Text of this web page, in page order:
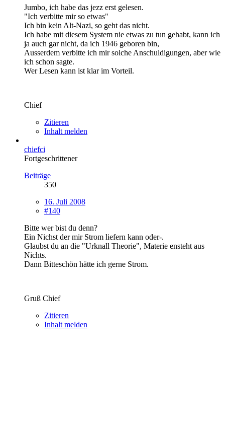
Jumbo, ich habe das jezz erst gelesen.
"Ich verbitte mir so etwas"
Ich bin kein Alt-Nazi, so geht das nicht.
Ich habe mit diesem System nie etwas zu tun gehabt, kann ich
ja auch gar nicht, da ich 1946 geboren bin,
Ausserdem verbitte ich mir solche Anschuldigungen, aber wie
ich schon sagte.
Wer Lesen kann ist klar im Vorteil.
Chief
Zitieren
Inhalt melden
chiefci
Fortgeschrittener
Beiträge
350
16. Juli 2008
#140
Bitte wer bist du denn?
Ein Nichst der mir Strom liefern kann oder-.
Glaubst du an die "Urknall Theorie", Materie ensteht aus
Nichts.
Dann Bitteschön hätte ich gerne Strom.
Gruß Chief
Zitieren
Inhalt melden